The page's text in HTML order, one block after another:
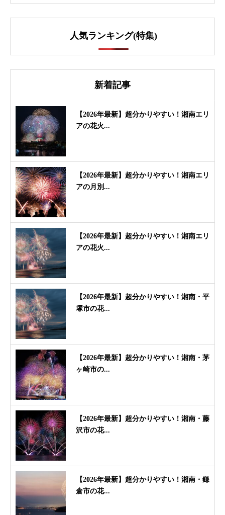
人気ランキング(特集)
新着記事
【2026年最新】超分かりやすい！湘南エリ
アの花火...
【2026年最新】超分かりやすい！湘南エリ
アの月別...
【2026年最新】超分かりやすい！湘南エリ
アの花火...
【2026年最新】超分かりやすい！湘南・平
塚市の花...
【2026年最新】超分かりやすい！湘南・茅
ヶ崎市の...
【2026年最新】超分かりやすい！湘南・藤
沢市の花...
【2026年最新】超分かりやすい！湘南・鎌
倉市の花...